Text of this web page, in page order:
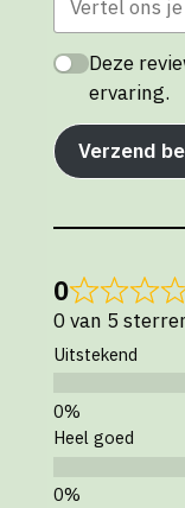
Deze
ervaring.
Verzend
0
0 van 5
Uitstekend
Heel goed